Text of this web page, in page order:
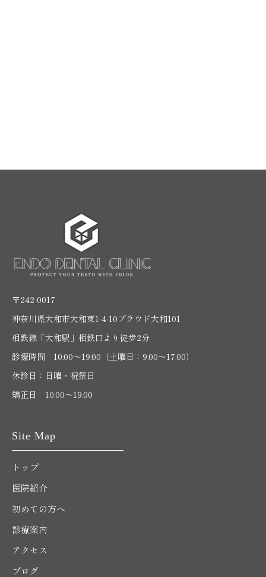
〒242-0017
神奈川県大和市大和東1-4-10プラウド大和101
相鉄線「大和駅」相鉄口より徒歩2分
診療時間 10:00〜19:00（土曜日：9:00～17:00）
休診日：日曜・祝祭日
矯正日 10:00～19:00
Site Map
トップ
医院紹介
初めての方へ
診療案内
アクセス
ブログ